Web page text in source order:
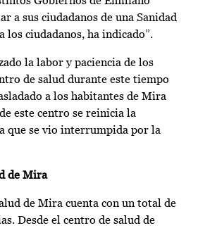
a sus ciudadanos de una Sanidad
los ciudadanos, ha indicado”.
la labor y paciencia de los
de salud durante este tiempo
a los habitantes de Mira
este centro se reinicia la
que se vio interrumpida por la
de Mira
de Mira cuenta con un total de
Desde el centro de salud de